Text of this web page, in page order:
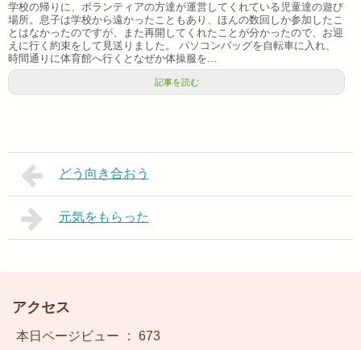
学校の帰りに、ボランティアの方達が運営してくれている児童達の遊び
場所。息子は学校から遠かったこともあり、ほんの数回しか参加したこ
とはなかったのですが、また再開してくれたことが分かったので、お迎
えに行く約束をして見送りました。 パソコンバッグを自転車に入れ、
時間通りに体育館へ行くとなぜか体操服を...
記事を読む
どう向き合おう
元気をもらった
アクセス
本日ページビュー : 673